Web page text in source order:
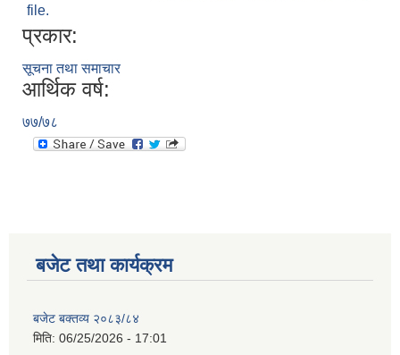
file.
प्रकार:
सूचना तथा समाचार
आर्थिक वर्ष:
७७/७८
बजेट तथा कार्यक्रम
बजेट बक्तव्य २०८३/८४
मिति: 06/25/2026 - 17:01